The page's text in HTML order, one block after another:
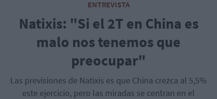
ENTREVISTA
Natixis: "Si el 2T en China es
malo nos tenemos que
preocupar"
Las previsiones de Natixis es que China crezca al 5,5%
este ejercicio, pero las miradas se centran en el